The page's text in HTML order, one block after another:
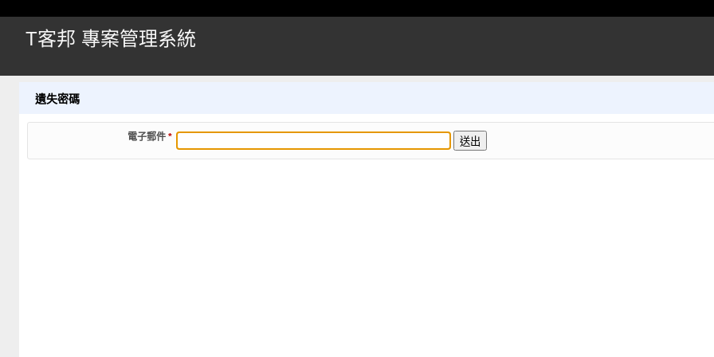
T客邦 專案管理系統
遺失密碼
電子郵件 *